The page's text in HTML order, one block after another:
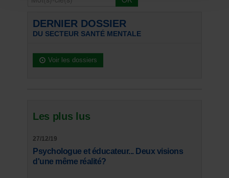
DERNIER DOSSIER
DU SECTEUR SANTÉ MENTALE
Voir les dossiers
Les plus lus
27/12/19
Psychologue et éducateur... Deux visions
d'une même réalité?